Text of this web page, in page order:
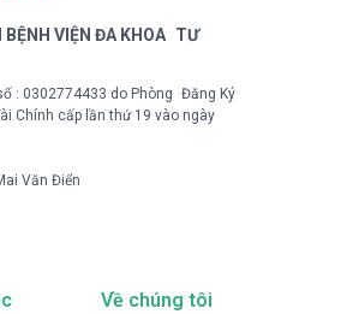
BỆNH VIỆN ĐA KHOA TƯ
: 0302774433 do Phòng Đăng Ký
Chính cấp lần thứ 19 vào ngày
Văn Điển
Về chúng tôi